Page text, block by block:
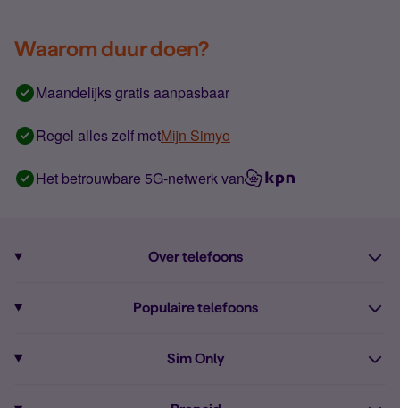
Waarom duur doen?
Maandelijks gratis aanpasbaar
Regel alles zelf metMijn Simyo
Het betrouwbare 5G-netwerk van
Over telefoons
Alle telefoons
Populaire telefoons
Sim Only